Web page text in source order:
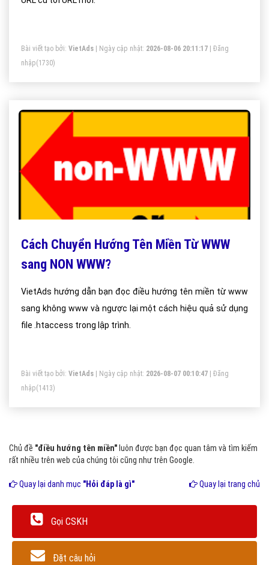
Bài viết tạo bởi: VietAds | Ngày cập nhật: 2026-08-06 20:11:17
Đăng
nhập(1730)
Cách Chuyển Hướng Tên Miền Từ WWW
sang NON WWW?
VietAds hướng dẫn bạn đọc điều hướng tên miền từ www
sang không www và ngược lại một cách hiệu quả sử dụng
file .htaccess trong lập trình.
Bài viết tạo bởi: VietAds | Ngày cập nhật: 2026-08-07 00:10:47
Đăng
nhập(1413)
Chủ đề "điều hướng tên miền" luôn được bạn đọc quan tâm và tìm kiếm
rất nhiều trên web của chúng tôi cũng như trên Google.
Quay lại danh mục "Hỏi đáp là gì" Quay lại trang chủ
Gọi CSKH
Đặt câu hỏi